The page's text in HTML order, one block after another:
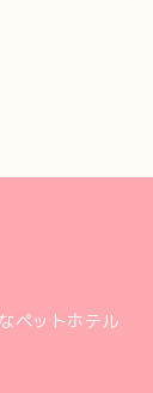
ペットホテル